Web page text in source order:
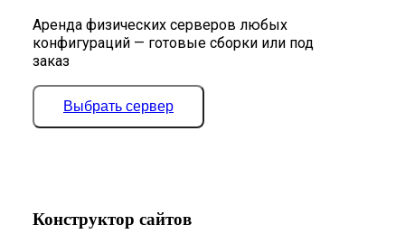
Аренда физических серверов любых
конфигураций — готовые сборки или под
заказ
Выбрать сервер
Конструктор сайтов